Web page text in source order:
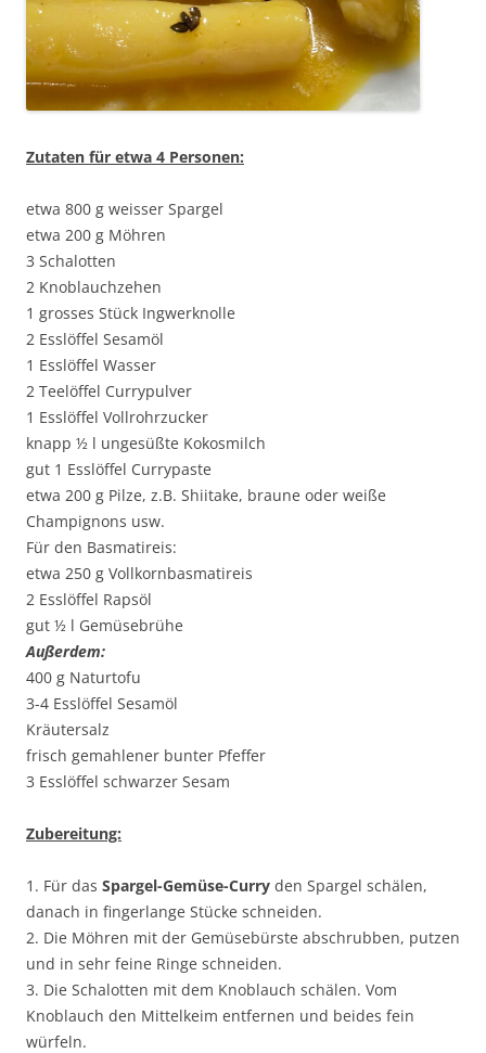
Zutaten für etwa 4 Personen:
etwa 800 g weisser Spargel
etwa 200 g Möhren
3 Schalotten
2 Knoblauchzehen
1 grosses Stück Ingwerknolle
2 Esslöffel Sesamöl
1 Esslöffel Wasser
2 Teelöffel Currypulver
1 Esslöffel Vollrohrzucker
knapp ½ l ungesüßte Kokosmilch
gut 1 Esslöffel Currypaste
etwa 200 g Pilze, z.B. Shiitake, braune oder weiße
Champignons usw.
Für den Basmatireis:
etwa 250 g Vollkornbasmatireis
2 Esslöffel Rapsöl
gut ½ l Gemüsebrühe
Außerdem:
400 g Naturtofu
3-4 Esslöffel Sesamöl
Kräutersalz
frisch gemahlener bunter Pfeffer
3 Esslöffel schwarzer Sesam
Zubereitung:
1. Für das Spargel-Gemüse-Curry den Spargel schälen,
danach in fingerlange Stücke schneiden.
2. Die Möhren mit der Gemüsebürste abschrubben, putzen
und in sehr feine Ringe schneiden.
3. Die Schalotten mit dem Knoblauch schälen. Vom
Knoblauch den Mittelkeim entfernen und beides fein
würfeln.